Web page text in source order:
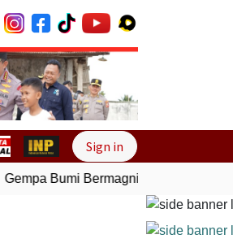
Next
Sign in
Gempa Bumi Bermagnitudo 4,0